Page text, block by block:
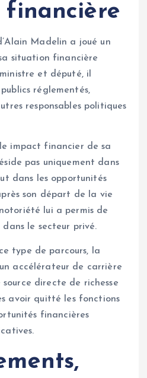
Madelin a joué un
situation financière
et député, il
réglementés,
responsables politiques
impact financier de sa
pas uniquement dans
dans les opportunités
son départ de la vie
lui a permis de
le secteur privé.
type de parcours, la
accélérateur de carrière
directe de richesse
avoir quitté les fonctions
financières